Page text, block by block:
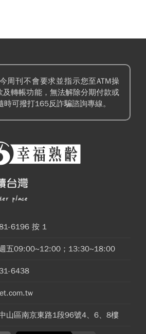
周刊不會要求並指示您至ATM操
及轉帳功能，無法解除分期付款或
可撥打165反詐騙諮詢專線。
6196 按 1
五09:00~12:00；13:30~18:00
6438
山區南京東路1段96號4、6、8樓